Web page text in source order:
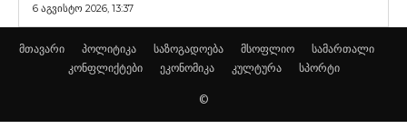
6 აგვისტო 2026, 13:37
მთავარი პოლიტიკა საზოგადოება მსოფლიო
სამართალი
კონფლიქტები
ეკონომიკა კულტურა სპორტი
©